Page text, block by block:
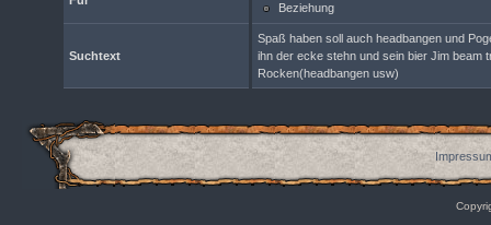
Beziehung
Suchtext
Spaß haben soll auch headbangen und
ihn der ecke stehn und sein bier Jim beam
Rocken(headbangen usw)